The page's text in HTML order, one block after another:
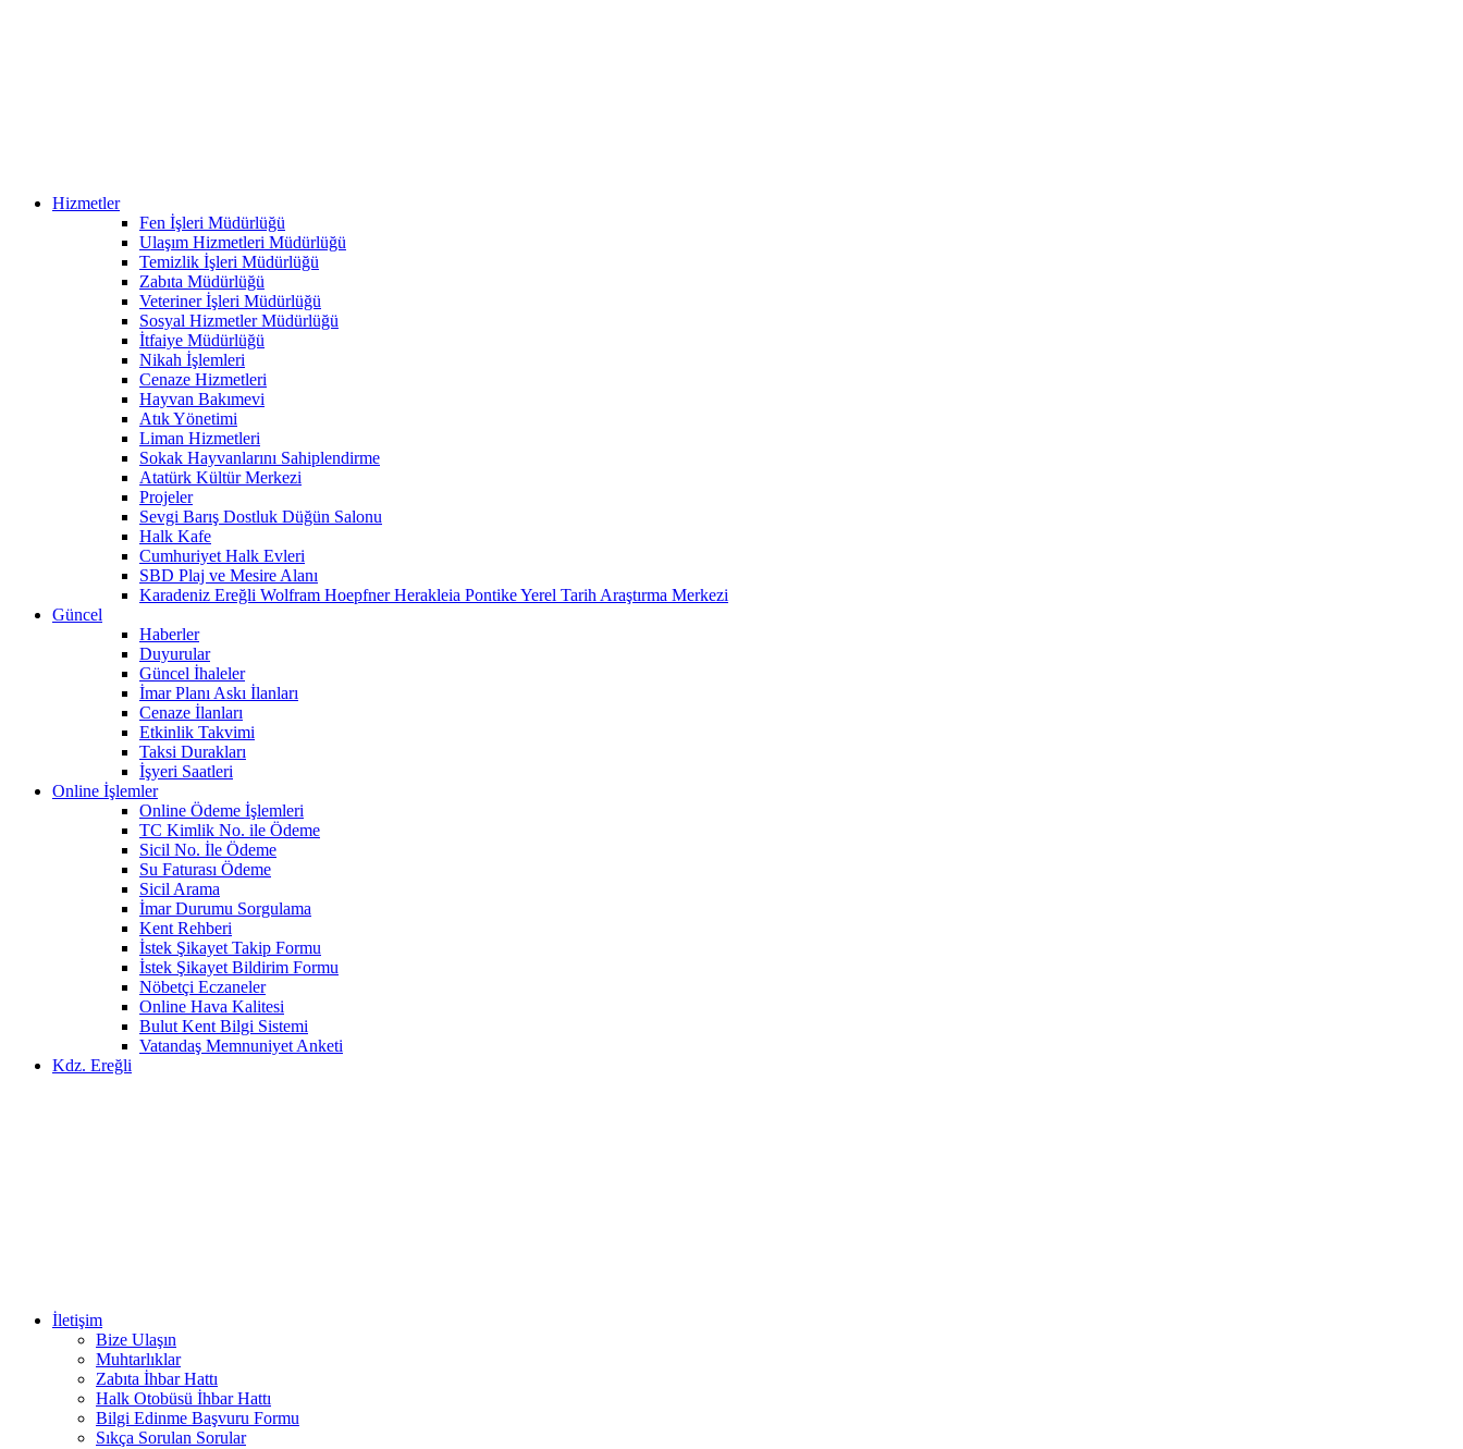
Hizmetler
Fen İşleri Müdürlüğü
Ulaşım Hizmetleri Müdürlüğü
Temizlik İşleri Müdürlüğü
Zabıta Müdürlüğü
Veteriner İşleri Müdürlüğü
Sosyal Hizmetler Müdürlüğü
İtfaiye Müdürlüğü
Nikah İşlemleri
Cenaze Hizmetleri
Hayvan Bakımevi
Atık Yönetimi
Liman Hizmetleri
Sokak Hayvanlarını Sahiplendirme
Atatürk Kültür Merkezi
Projeler
Sevgi Barış Dostluk Düğün Salonu
Halk Kafe
Cumhuriyet Halk Evleri
SBD Plaj ve Mesire Alanı
Karadeniz Ereğli Wolfram Hoepfner Herakleia Pontike Yerel Tarih Araştırma Merkezi
Güncel
Haberler
Duyurular
Güncel İhaleler
İmar Planı Askı İlanları
Cenaze İlanları
Etkinlik Takvimi
Taksi Durakları
İşyeri Saatleri
Online İşlemler
Online Ödeme İşlemleri
TC Kimlik No. ile Ödeme
Sicil No. İle Ödeme
Su Faturası Ödeme
Sicil Arama
İmar Durumu Sorgulama
Kent Rehberi
İstek Şikayet Takip Formu
İstek Şikayet Bildirim Formu
Nöbetçi Eczaneler
Online Hava Kalitesi
Bulut Kent Bilgi Sistemi
Vatandaş Memnuniyet Anketi
Kdz. Ereğli
İletişim
Bize Ulaşın
Muhtarlıklar
Zabıta İhbar Hattı
Halk Otobüsü İhbar Hattı
Bilgi Edinme Başvuru Formu
Sıkça Sorulan Sorular